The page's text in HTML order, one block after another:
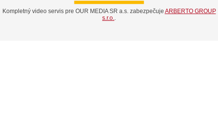
Kompletný video servis pre OUR MEDIA SR a.s. zabezpečuje ARBERTO GROUP
s.r.o..